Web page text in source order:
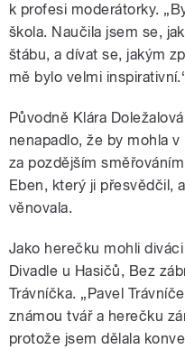
k profesi moderátorky.
škola. Naučila jsem se,
štábu, a dívat se, jakým
mě bylo velmi
Původně Klára
nenapadlo, že by mohla
za pozdějším
Eben, který ji přesvědčil,
věnovala.
Jako herečku mohli
Divadle u Hasičů, Bez
Trávníčka. „Pavel
známou tvář a herečku
protože jsem dělala